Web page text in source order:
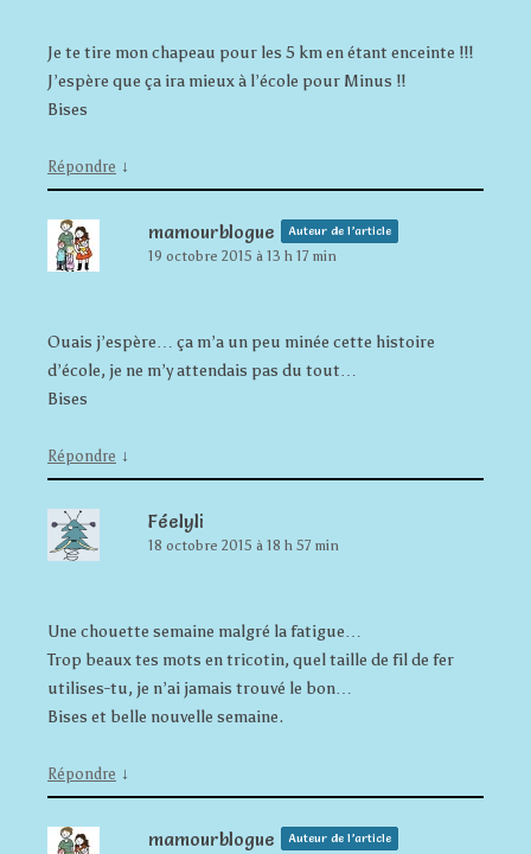
Je te tire mon chapeau pour les 5 km en étant enceinte !!!
J’espère que ça ira mieux à l’école pour Minus !!
Bises
Répondre ↓
mamourblogue Auteur de l’article
19 octobre 2015 à 13 h 17 min
Ouais j’espère… ça m’a un peu minée cette histoire
d’école, je ne m’y attendais pas du tout…
Bises
Répondre ↓
Féelyli
18 octobre 2015 à 18 h 57 min
Une chouette semaine malgré la fatigue…
Trop beaux tes mots en tricotin, quel taille de fil de fer
utilises-tu, je n’ai jamais trouvé le bon…
Bises et belle nouvelle semaine.
Répondre ↓
mamourblogue Auteur de l’article